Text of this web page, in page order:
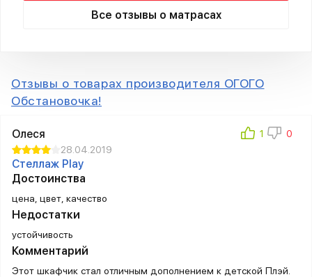
Все отзывы о матрасах
Отзывы о товарах производителя ОГОГО
Обстановочка!
Олеся
28.04.2019
Стеллаж Play
Достоинства
цена, цвет, качество
Недостатки
устойчивость
Комментарий
Этот шкафчик стал отличным дополнением к детской Плэй.